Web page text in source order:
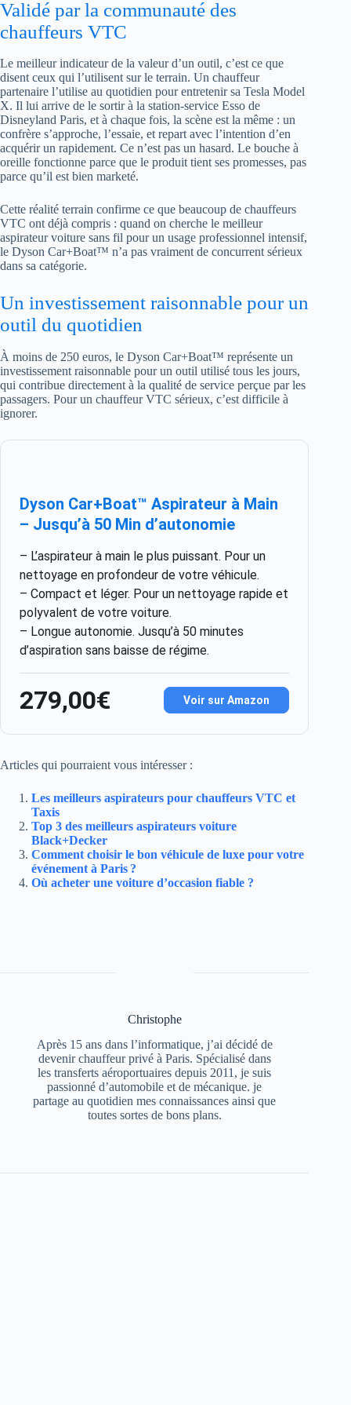
Validé par la communauté des
chauffeurs VTC
Le meilleur indicateur de la valeur d’un outil, c’est ce que
disent ceux qui l’utilisent sur le terrain. Un chauffeur
partenaire l’utilise au quotidien pour entretenir sa Tesla Model
X. Il lui arrive de le sortir à la station-service Esso de
Disneyland Paris, et à chaque fois, la scène est la même : un
confrère s’approche, l’essaie, et repart avec l’intention d’en
acquérir un rapidement. Ce n’est pas un hasard. Le bouche à
oreille fonctionne parce que le produit tient ses promesses, pas
parce qu’il est bien marketé.
Cette réalité terrain confirme ce que beaucoup de chauffeurs
VTC ont déjà compris : quand on cherche le meilleur
aspirateur voiture sans fil pour un usage professionnel intensif,
le Dyson Car+Boat™ n’a pas vraiment de concurrent sérieux
dans sa catégorie.
Un investissement raisonnable pour un
outil du quotidien
À moins de 250 euros, le Dyson Car+Boat™ représente un
investissement raisonnable pour un outil utilisé tous les jours,
qui contribue directement à la qualité de service perçue par les
passagers. Pour un chauffeur VTC sérieux, c’est difficile à
ignorer.
Dyson Car+Boat™ Aspirateur à Main
– Jusqu’à 50 Min d’autonomie
– L’aspirateur à main le plus puissant. Pour un
nettoyage en profondeur de votre véhicule.
– Compact et léger. Pour un nettoyage rapide et
polyvalent de votre voiture.
– Longue autonomie. Jusqu’à 50 minutes
d’aspiration sans baisse de régime.
279,00€ Voir sur Amazon
Articles qui pourraient vous intéresser :
Les meilleurs aspirateurs pour chauffeurs VTC et
Taxis
Top 3 des meilleurs aspirateurs voiture
Black+Decker
Comment choisir le bon véhicule de luxe pour votre
événement à Paris ?
Où acheter une voiture d’occasion fiable ?
Christophe
Après 15 ans dans l’informatique, j’ai décidé de
devenir chauffeur privé à Paris. Spécialisé dans
les transferts aéroportuaires depuis 2011, je suis
passionné d’automobile et de mécanique. je
partage au quotidien mes connaissances ainsi que
toutes sortes de bons plans.